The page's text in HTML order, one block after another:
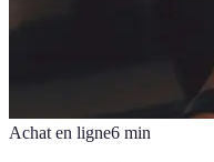
Achat en ligne6 min